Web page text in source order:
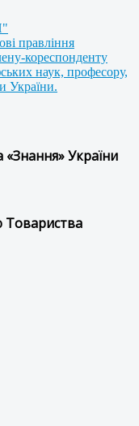
правління
кореспонденту
наук, професору,
України.
України
Товариства